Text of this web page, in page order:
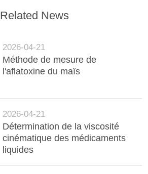
Related News
2026-04-21
Méthode de mesure de
l'aflatoxine du maïs
2026-04-21
Détermination de la viscosité
cinématique des médicaments
liquides